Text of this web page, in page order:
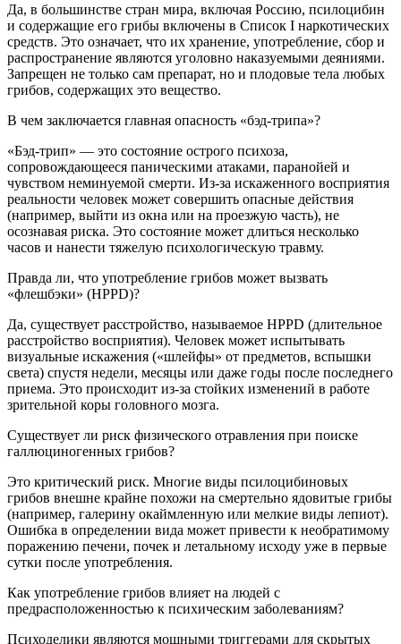
Да, в большинстве стран мира, включая Россию, псилоцибин
и содержащие его грибы включены в Список I наркотических
средств. Это означает, что их хранение, употребление, сбор и
распространение являются уголовно наказуемыми деяниями.
Запрещен не только сам препарат, но и плодовые тела любых
грибов, содержащих это вещество.
В чем заключается главная опасность «бэд-трипа»?
«Бэд-трип» — это состояние острого психоза,
сопровождающееся паническими атаками, паранойей и
чувством неминуемой смерти. Из-за искаженного восприятия
реальности человек может совершить опасные действия
(например, выйти из окна или на проезжую часть), не
осознавая риска. Это состояние может длиться несколько
часов и нанести тяжелую психологическую травму.
Правда ли, что употребление грибов может вызвать
«флешбэки» (HPPD)?
Да, существует расстройство, называемое HPPD (длительное
расстройство восприятия). Человек может испытывать
визуальные искажения («шлейфы» от предметов, вспышки
света) спустя недели, месяцы или даже годы после последнего
приема. Это происходит из-за стойких изменений в работе
зрительной коры головного мозга.
Существует ли риск физического отравления при поиске
галлюциногенных грибов?
Это критический риск. Многие виды псилоцибиновых
грибов внешне крайне похожи на смертельно ядовитые грибы
(например, галерину окаймленную или мелкие виды лепиот).
Ошибка в определении вида может привести к необратимому
поражению печени, почек и летальному исходу уже в первые
сутки после употребления.
Как употребление грибов влияет на людей с
предрасположенностью к психическим заболеваниям?
Психоделики являются мощными триггерами для скрытых